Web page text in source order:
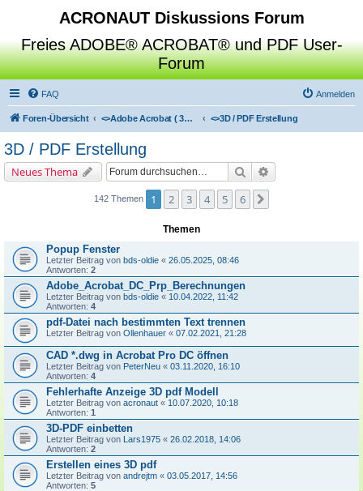
ACRONAUT Diskussions Forum
Freies ADOBE® ACROBAT® und PDF User-
Forum
FAQ Anmelden
Foren-Übersicht <>Adobe Acrobat ( 3D / Professional / Standard / Reader / Distiller ) <>3D / PDF Erstellung
3D / PDF Erstellung
Neues Thema Suche
142 Themen 1 2 3 4 5 6
Themen
Popup Fenster
Letzter Beitrag von bds-oldie « 26.05.2025, 08:46
Antworten: 2
Adobe_Acrobat_DC_Prp_Berechnungen
Letzter Beitrag von bds-oldie « 10.04.2022, 11:42
Antworten: 4
pdf-Datei nach bestimmten Text trennen
Letzter Beitrag von Ollenhauer « 07.02.2021, 21:28
CAD *.dwg in Acrobat Pro DC öffnen
Letzter Beitrag von PeterNeu « 03.11.2020, 16:10
Antworten: 4
Fehlerhafte Anzeige 3D pdf Modell
Letzter Beitrag von acronaut « 10.07.2020, 10:18
Antworten: 1
3D-PDF einbetten
Letzter Beitrag von Lars1975 « 26.02.2018, 14:06
Antworten: 2
Erstellen eines 3D pdf
Letzter Beitrag von andrejtm « 03.05.2017, 14:56
Antworten: 5